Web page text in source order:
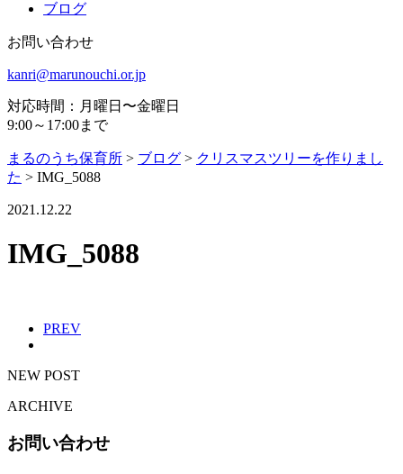
ブログ
お問い合わせ
kanri@marunouchi.or.jp
対応時間：月曜日〜金曜日
9:00～17:00まで
まるのうち保育所 > ブログ > クリスマスツリーを作りまし
た > IMG_5088
2021.12.22
IMG_5088
PREV
NEW POST
ARCHIVE
お問い合わせ